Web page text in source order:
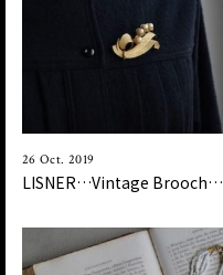
26 Oct. 2019
LISNER…Vintage Brooch…